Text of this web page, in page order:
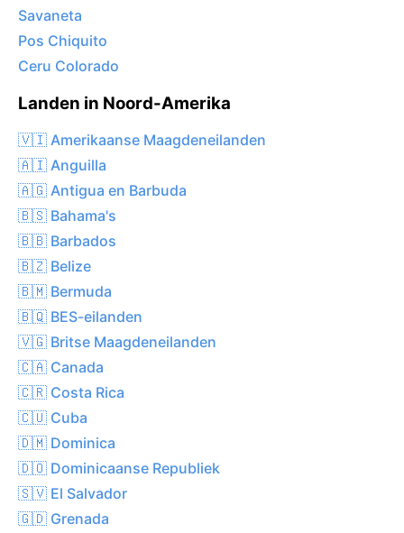
Savaneta
Pos Chiquito
Ceru Colorado
Landen in Noord-Amerika
🇻🇮 Amerikaanse Maagdeneilanden
🇦🇮 Anguilla
🇦🇬 Antigua en Barbuda
🇧🇸 Bahama's
🇧🇧 Barbados
🇧🇿 Belize
🇧🇲 Bermuda
🇧🇶 BES-eilanden
🇻🇬 Britse Maagdeneilanden
🇨🇦 Canada
🇨🇷 Costa Rica
🇨🇺 Cuba
🇩🇲 Dominica
🇩🇴 Dominicaanse Republiek
🇸🇻 El Salvador
🇬🇩 Grenada